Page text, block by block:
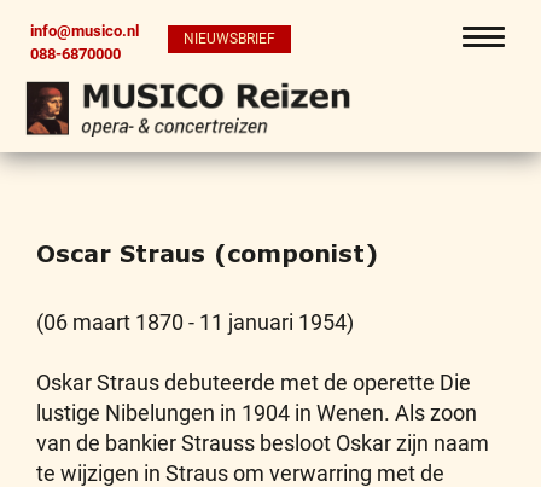
info@musico.nl
088-6870000
NIEUWSBRIEF
Oscar Straus (componist)
(06 maart 1870 - 11 januari 1954)
Oskar Straus debuteerde met de operette Die
lustige Nibelungen in 1904 in Wenen. Als zoon
van de bankier Strauss besloot Oskar zijn naam
te wijzigen in Straus om verwarring met de